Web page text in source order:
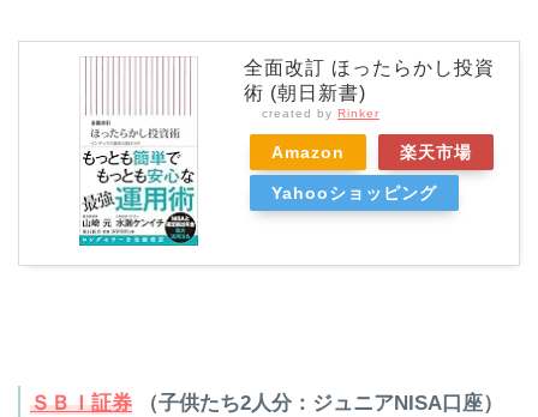
全面改訂 ほったらかし投資
術 (朝日新書)
created by Rinker
Amazon 楽天市場
Yahooショッピング
ＳＢＩ証券 （子供たち2人分：ジュニアNISA口座）